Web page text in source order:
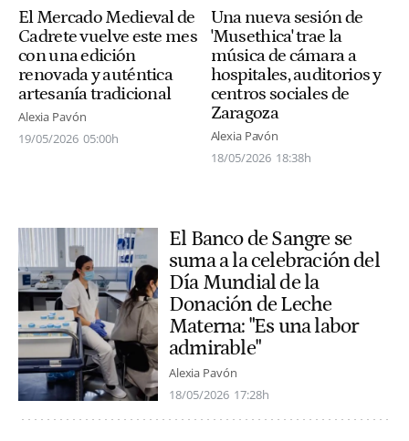
El Mercado Medieval de
Cadrete vuelve este mes
con una edición
renovada y auténtica
artesanía tradicional
Alexia Pavón
19/05/2026 05:00h
Una nueva sesión de
'Musethica' trae la
música de cámara a
hospitales, auditorios y
centros sociales de
Zaragoza
Alexia Pavón
18/05/2026 18:38h
El Banco de Sangre se
suma a la celebración del
Día Mundial de la
Donación de Leche
Materna: "Es una labor
admirable"
Alexia Pavón
18/05/2026 17:28h